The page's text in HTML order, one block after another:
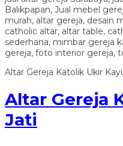
Altar Gereja Katolik Ukir
Altar Gereja
Jati